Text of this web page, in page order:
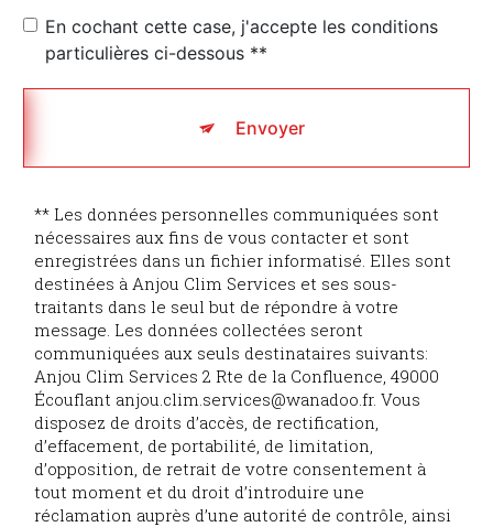
En cochant cette case, j'accepte les conditions
particulières ci-dessous **
Envoyer
** Les données personnelles communiquées sont
nécessaires aux fins de vous contacter et sont
enregistrées dans un fichier informatisé. Elles sont
destinées à Anjou Clim Services et ses sous-
traitants dans le seul but de répondre à votre
message. Les données collectées seront
communiquées aux seuls destinataires suivants:
Anjou Clim Services 2 Rte de la Confluence, 49000
Écouflant anjou.clim.services@wanadoo.fr. Vous
disposez de droits d’accès, de rectification,
d’effacement, de portabilité, de limitation,
d’opposition, de retrait de votre consentement à
tout moment et du droit d’introduire une
réclamation auprès d’une autorité de contrôle, ainsi